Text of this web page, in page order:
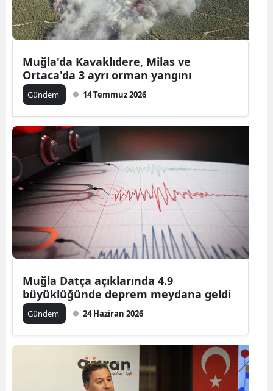
Muğla'da Kavaklıdere, Milas ve
Ortaca'da 3 ayrı orman yangını
Gündem 14 Temmuz 2026
Muğla Datça açıklarında 4.9
büyüklüğünde deprem meydana geldi
Gündem 24 Haziran 2026